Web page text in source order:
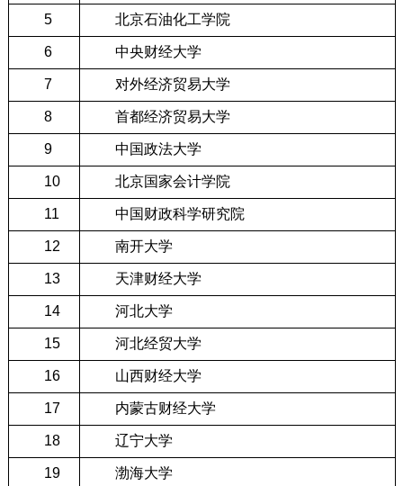
5 北京石油化工学院
6 中央财经大学
7 对外经济贸易大学
8 首都经济贸易大学
9 中国政法大学
10 北京国家会计学院
11 中国财政科学研究院
12 南开大学
13 天津财经大学
14 河北大学
15 河北经贸大学
16 山西财经大学
17 内蒙古财经大学
18 辽宁大学
19 渤海大学